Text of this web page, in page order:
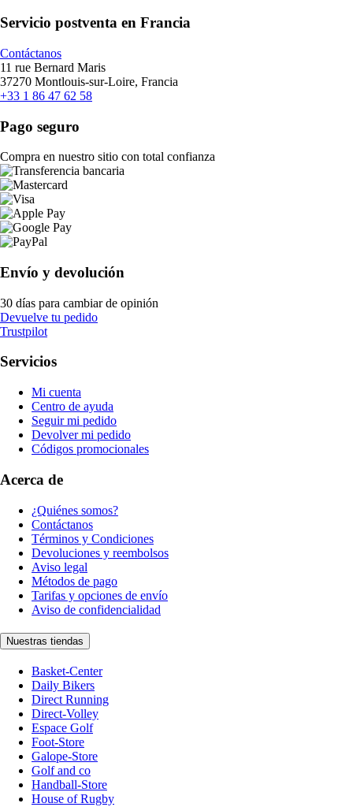
Servicio postventa en Francia
Contáctanos
11 rue Bernard Maris
37270 Montlouis-sur-Loire, Francia
+33 1 86 47 62 58
Pago seguro
Compra en nuestro sitio con total confianza
Envío y devolución
30 días para cambiar de opinión
Devuelve tu pedido
Trustpilot
Servicios
Mi cuenta
Centro de ayuda
Seguir mi pedido
Devolver mi pedido
Códigos promocionales
Acerca de
¿Quiénes somos?
Contáctanos
Términos y Condiciones
Devoluciones y reembolsos
Aviso legal
Métodos de pago
Tarifas y opciones de envío
Aviso de confidencialidad
Nuestras tiendas
Basket-Center
Daily Bikers
Direct Running
Direct-Volley
Espace Golf
Foot-Store
Galope-Store
Golf and co
Handball-Store
House of Rugby